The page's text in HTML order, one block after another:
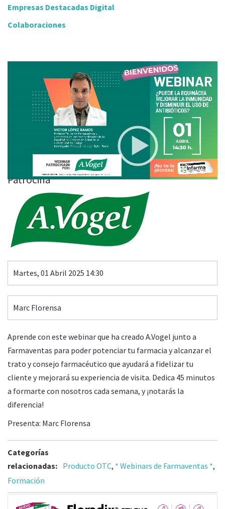
Empresas Destacadas Digital
Colaboraciones
¿Puede la equinácea mejorar la inmunidad y disminuir el
uso de antibióticos?
Patrocina
Martes, 01 Abril 2025 14:30
Marc Florensa
44:42
Aprende con este webinar que ha creado A.Vogel junto a
Farmaventas para poder potenciar tu farmacia y alcanzar el
trato y consejo farmacéutico que ayudará a fidelizar tu
cliente y mejorará su experiencia de visita. Dedica 45 minutos
a formarte con nosotros cada semana, y ¡notarás la
diferencia!
Presenta: Marc Florensa
Categorías
relacionadas: Producto OTC, * Webinars de Farmaventas *,
Formación